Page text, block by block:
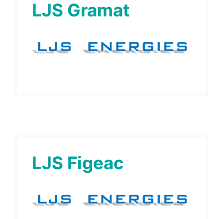
LJS Gramat
LJS Figeac